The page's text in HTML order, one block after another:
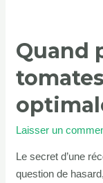
Quand
Laisser un
Le secret d’une
question de
récolte
optimale
?